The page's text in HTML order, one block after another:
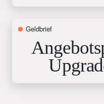
Geldbrief